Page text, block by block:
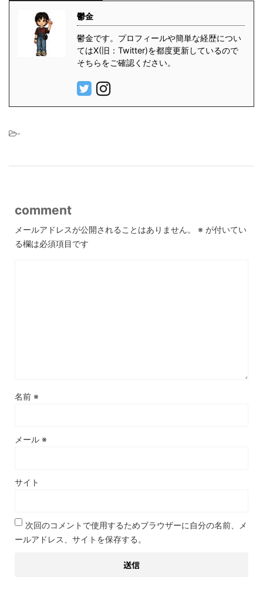
鬱金
鬱金です。プロフィールや簡単な経歴につい
てはX(旧：Twitter)を都度更新しているので
そちらをご確認ください。
-
comment
メールアドレスが公開されることはありません。 ※ が付いてい
る欄は必須項目です
名前 ※
メール ※
サイト
次回のコメントで使用するためブラウザーに自分の名前、メ
ールアドレス、サイトを保存する。